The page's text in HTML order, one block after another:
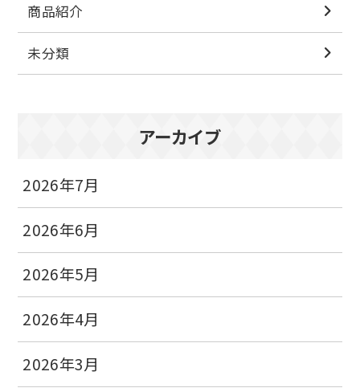
商品紹介
未分類
アーカイブ
2026年7月
2026年6月
2026年5月
2026年4月
2026年3月